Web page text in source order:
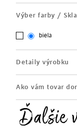
Výber farby /
biela
Detaily výrobku
Ako vám tovar
Ďalšie